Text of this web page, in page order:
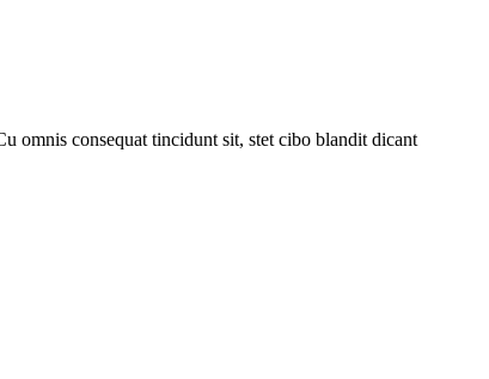
omnis consequat tincidunt sit, stet cibo blandit dicant